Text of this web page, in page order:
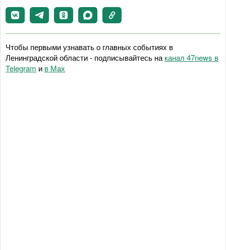
Чтобы первыми узнавать о главных событиях в
Ленинградской области - подписывайтесь на канал 47news в
Telegram и в Maх